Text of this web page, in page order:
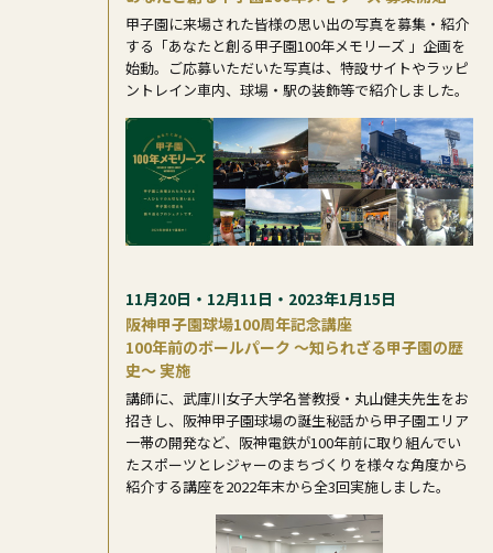
甲子園に来場された皆様の思い出の写真を募集・紹介
する「あなたと創る甲子園100年メモリーズ 」企画を
始動。ご応募いただいた写真は、特設サイトやラッピ
ントレイン車内、球場・駅の装飾等で紹介しました。
11月20日・12月11日・2023年1月15日
阪神甲子園球場100周年記念講座
100年前のボールパーク ～知られざる甲子園の歴
史～ 実施
講師に、武庫川女子大学名誉教授・丸山健夫先生をお
招きし、阪神甲子園球場の誕生秘話から甲子園エリア
一帯の開発など、阪神電鉄が100年前に取り組んでい
たスポーツとレジャーのまちづくりを様々な角度から
紹介する講座を2022年末から全3回実施しました。